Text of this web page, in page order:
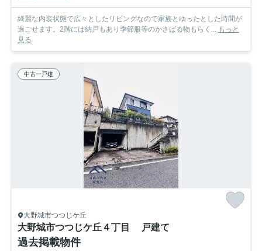
綺麗な内装状態で広々としたリビングなので家族とゆったとした時間が
過ごせます。2階には納戸もあり季節服等のかさばる物もらく... もっと
見る
中古一戸建
大野城市つつじケ丘
大野城市つつじケ丘４丁目 戸建て
過去掲載物件